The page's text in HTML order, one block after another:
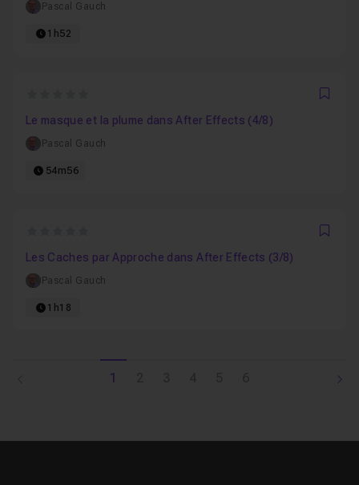
Pascal Gauch
1h52
Le masque et la plume dans After Effects (4/8)
Pascal Gauch
54m56
Les Caches par Approche dans After Effects (3/8)
Pascal Gauch
1h18
1